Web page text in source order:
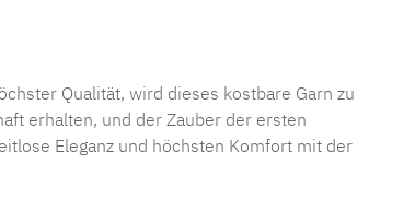
Qualität, wird dieses kostbare Garn zu
erhalten, und der Zauber der ersten
Eleganz und höchsten Komfort mit der